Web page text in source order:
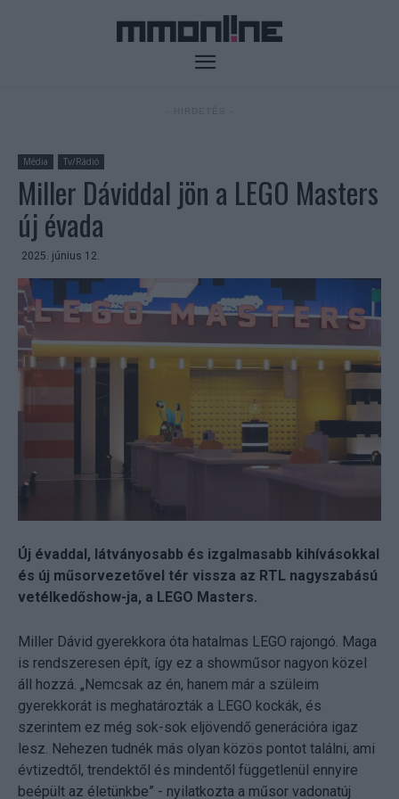
Média Tv/Rádió
Miller Dáviddal jön a LEGO Masters
új évada
2025. június 12.
Új évaddal, látványosabb és izgalmasabb kihívásokkal
és új műsorvezetővel tér vissza az RTL nagyszabású
vetélkedőshow-ja, a LEGO Masters.
Miller Dávid gyerekkora óta hatalmas LEGO rajongó. Maga
is rendszeresen épít, így ez a showműsor nagyon közel
áll hozzá. „Nemcsak az én, hanem már a szüleim
gyerekkorát is meghatározták a LEGO kockák, és
szerintem ez még sok-sok eljövendő generációra igaz
lesz. Nehezen tudnék más olyan közös pontot találni, ami
évtizedtől, trendektől és mindentől függetlenül ennyire
beépült az életünkbe” - nyilatkozta a műsor vadonatúj